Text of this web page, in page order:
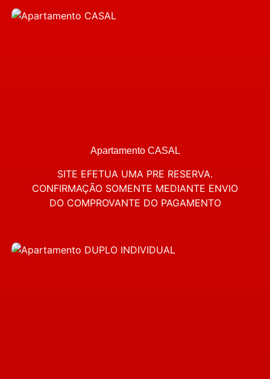
Apartamento CASAL
SITE EFETUA UMA PRE RESERVA.
CONFIRMAÇÃO SOMENTE MEDIANTE ENVIO
DO COMPROVANTE DO PAGAMENTO